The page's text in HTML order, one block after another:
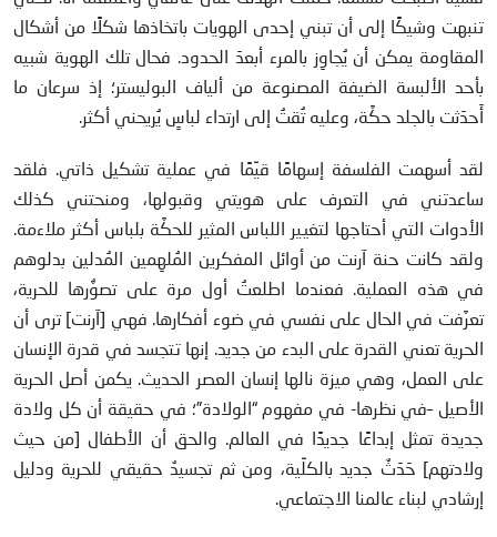
تنبهت وشيكًا إلى أن تبني إحدى الهويات باتخاذها شكلًا من أشكال
المقاومة يمكن أن يُجاوِز بالمرء أبعدَ الحدود. فحال تلك الهوية شبيه
بأحد الألبسة الضيفة المصنوعة من ألياف البوليستر؛ إذ سرعان ما
أَحدَثت بالجلد حكَّة، وعليه تُقتُ إلى ارتداء لباسٍ يُريحني أكثر.
لقد أسهمت الفلسفة إسهامًا قيِّمًا في عملية تشكيل ذاتي. فلقد
ساعدتني في التعرف على هويتي وقبولها، ومنحتني كذلك
الأدوات التي أحتاجها لتغيير اللباس المثير للحكَّة بلباس أكثر ملاءمة.
ولقد كانت حنة آرنت من أوائل المفكرين المُلهِمين المُدلين بدلوهم
في هذه العملية. فعندما اطلعتُ أول مرة على تصوُّرها للحرية،
تعرَّفت في الحال على نفسي في ضوء أفكارها. فهي [آرنت] ترى أن
الحرية تعني القدرة على البدء من جديد. إنها تتجسد في قدرة الإنسان
على العمل، وهي ميزة نالها إنسان العصر الحديث. يكمن أصل الحرية
الأصيل –في نظرها- في مفهوم “الولادة”؛ في حقيقة أن كل ولادة
جديدة تمثل إبداعًا جديدًا في العالم. والحق أن الأطفال [من حيث
ولادتهم] حَدَثٌ جديد بالكلِّية، ومن ثم تجسيدٌ حقيقي للحرية ودليل
إرشادي لبناء عالمنا الاجتماعي.